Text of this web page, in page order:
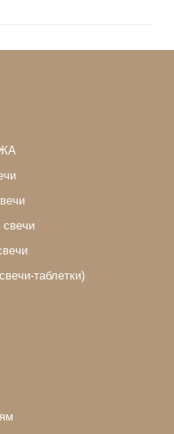
свечи
таблетки)